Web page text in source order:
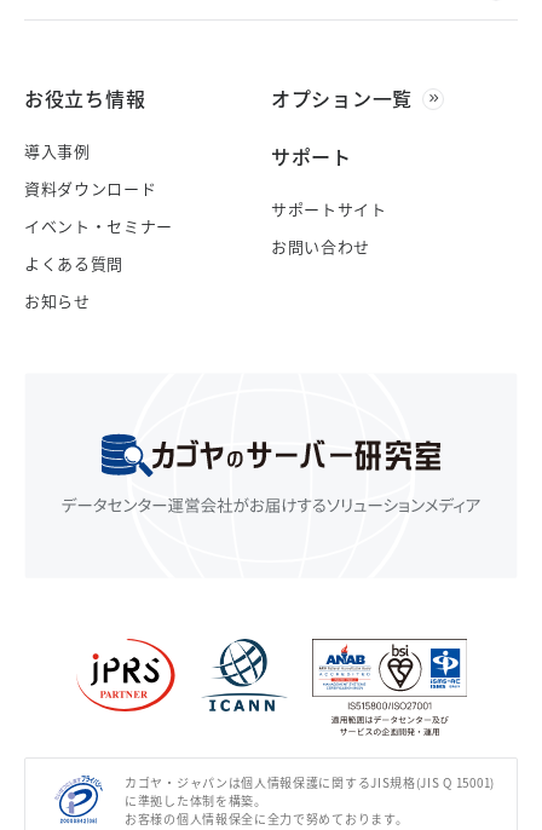
お役立ち情報
導入事例
資料ダウンロード
イベント・セミナー
よくある質問
お知らせ
オプション一覧
サポート
サポートサイト
お問い合わせ
カゴヤ・ジャパンは個人情報保護に関するJIS規格(JIS Q 15001)
に準拠した体制を構築。
お客様の個人情報保全に全力で努めております。